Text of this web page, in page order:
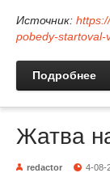
Источник:
pobedy-startoval-
Подробнее
Жатва
redactor 4-08-